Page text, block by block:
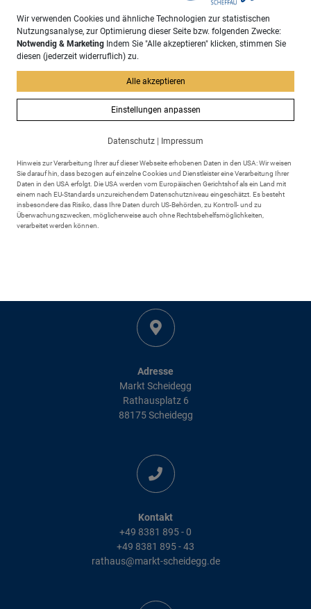
Schmid, DoreenMitarbeiterin Kasse |
Standesbeamtin
Sachgebiet
Einwohnermeldeamt
zurück
Adresse
Markt Scheidegg
Rathausplatz 6
88175 Scheidegg
Kontakt
+49 8381 895 - 0
+49 8381 895 - 43
rathaus@markt-scheidegg.de
Wir verwenden Cookies und ähnliche Technologien zur statistischen
Nutzungsanalyse, zur Optimierung dieser Seite bzw. folgenden Zwecke:
Notwendig & Marketing Indem Sie "Alle akzeptieren" klicken, stimmen Sie
diesen (jederzeit widerruflich) zu.
Alle akzeptieren
Einstellungen anpassen
Datenschutz Impressum
Hinweis zur Verarbeitung Ihrer auf dieser Webseite erhobenen Daten in den USA: Wir weisen
Sie darauf hin, dass bezogen auf einzelne Cookies und Dienstleister eine Verarbeitung Ihrer
Daten in den USA erfolgt. Die USA werden vom Europäischen Gerichtshof als ein Land mit
einem nach EU-Standards unzureichendem Datenschutzniveau eingeschätzt. Es besteht
insbesondere das Risiko, dass Ihre Daten durch US-Behörden, zu Kontroll- und zu
Überwachungszwecken, möglicherweise auch ohne Rechtsbehelfsmöglichkeiten,
verarbeitet werden können.